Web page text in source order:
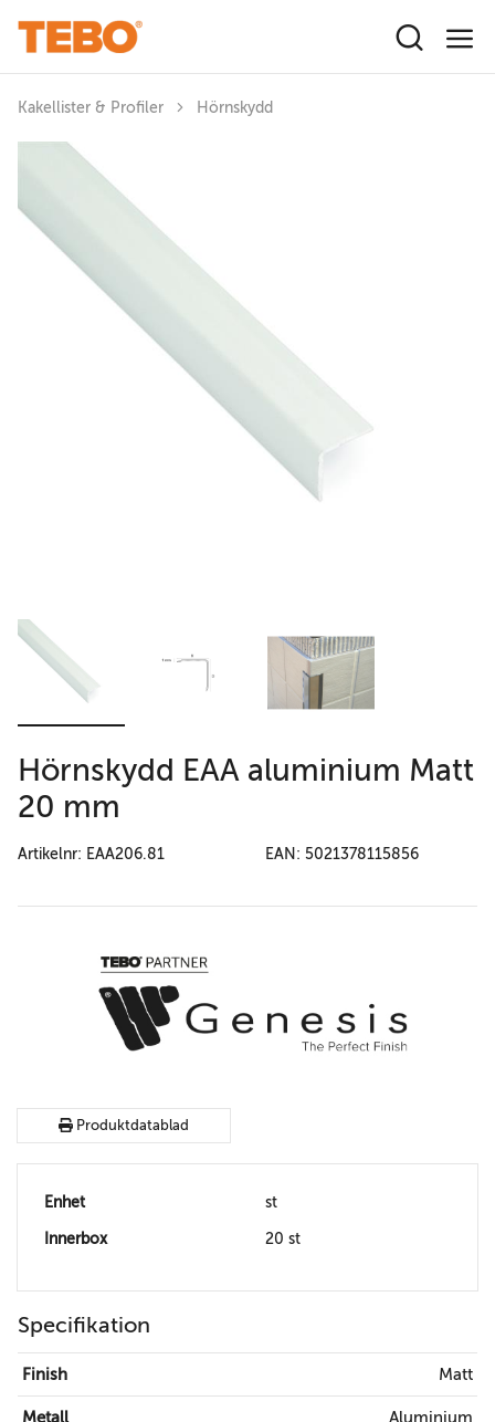
Kakellister & Profiler Hörnskydd
Hörnskydd EAA aluminium Matt
20 mm
Artikelnr: EAA206.81 EAN: 5021378115856
Produktdatablad
Enhet st
Innerbox 20 st
Specifikation
Finish Matt
Metall Aluminium